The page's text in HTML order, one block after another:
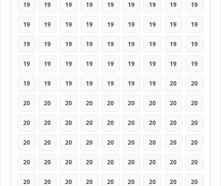
19 19 19 19 19 19 19 19 19
19 19 19 19 19 19 19 19 19
19 19 19 19 19 19 19 19 19
19 19 19 19 19 19 19 19 19
19 19 19 19 19 19 19 20 20
20 20 20 20 20 20 20 20 20
20 20 20 20 20 20 20 20 20
20 20 20 20 20 20 20 20 20
20 20 20 20 20 20 20 20 20
20 20 20 20 20 20 20 20 20